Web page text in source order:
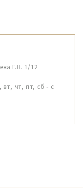
Г.Н. 1/12
вт, чт, пт, сб - с